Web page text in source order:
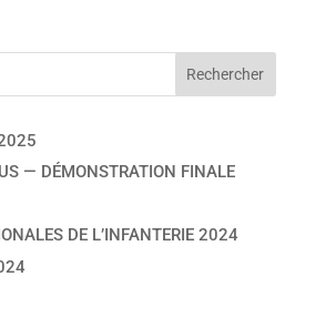
— DÉMONSTRATION FINALE
DE L’INFANTERIE 2024